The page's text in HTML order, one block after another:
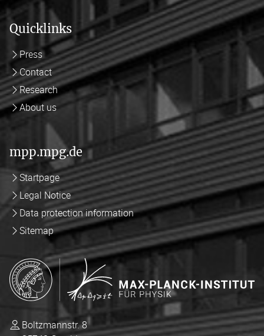
Quicklinks
Press
Contact
Research
About us
mpp.mpg.de
Startpage
Legal Notice
Data protection information
Sitemap
Boltzmannstr. 8